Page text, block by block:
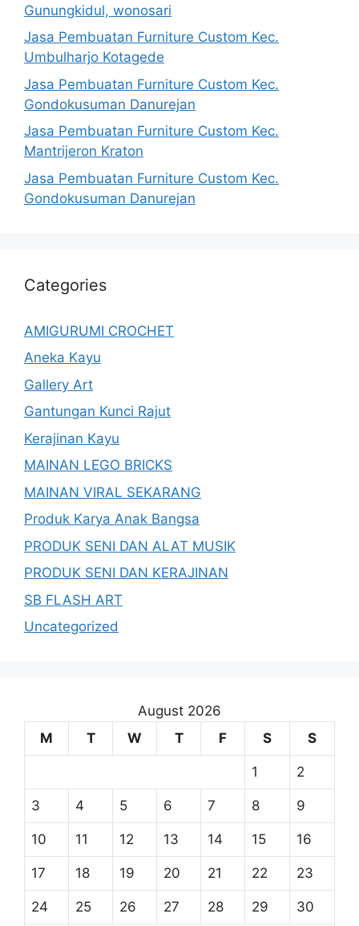
Gunungkidul, wonosari
Jasa Pembuatan Furniture Custom Kec.
Umbulharjo Kotagede
Jasa Pembuatan Furniture Custom Kec.
Gondokusuman Danurejan
Jasa Pembuatan Furniture Custom Kec.
Mantrijeron Kraton
Jasa Pembuatan Furniture Custom Kec.
Gondokusuman Danurejan
Categories
AMIGURUMI CROCHET
Aneka Kayu
Gallery Art
Gantungan Kunci Rajut
Kerajinan Kayu
MAINAN LEGO BRICKS
MAINAN VIRAL SEKARANG
Produk Karya Anak Bangsa
PRODUK SENI DAN ALAT MUSIK
PRODUK SENI DAN KERAJINAN
SB FLASH ART
Uncategorized
August 2026
M
T W T F S S
1 2
3 4 5 6 7 8 9
10 11 12 13 14 15 16
17 18 19 20 21 22 23
24 25 26 27 28 29 30